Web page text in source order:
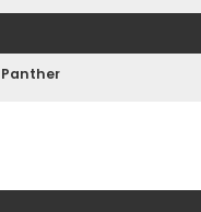
Panther